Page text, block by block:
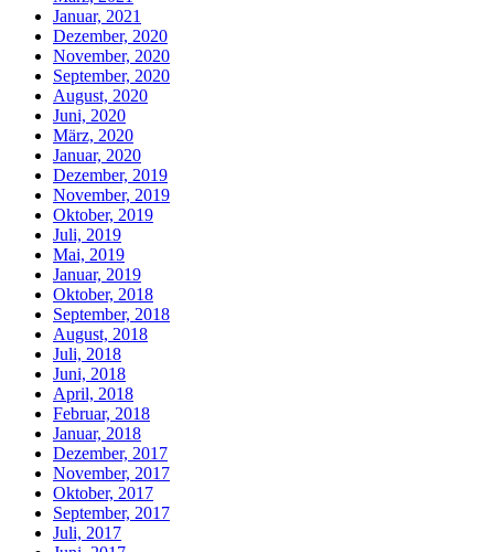
Januar, 2021
Dezember, 2020
November, 2020
September, 2020
August, 2020
Juni, 2020
März, 2020
Januar, 2020
Dezember, 2019
November, 2019
Oktober, 2019
Juli, 2019
Mai, 2019
Januar, 2019
Oktober, 2018
September, 2018
August, 2018
Juli, 2018
Juni, 2018
April, 2018
Februar, 2018
Januar, 2018
Dezember, 2017
November, 2017
Oktober, 2017
September, 2017
Juli, 2017